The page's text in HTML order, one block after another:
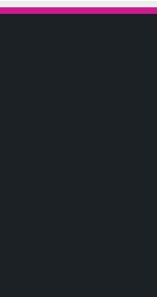
นมา
(2026) หนังเกาหลีไอดอล
นจุดเด่นของตอนแรก
ารุพยายามใช้เทคนิค